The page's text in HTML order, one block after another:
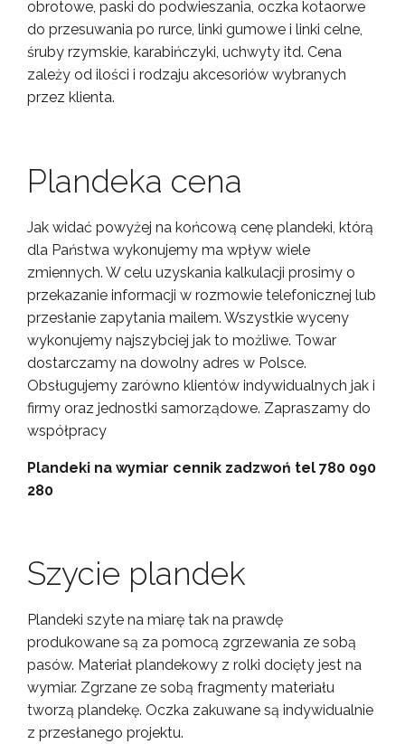
obrotowe, paski do podwieszania, oczka kotaorwe
do przesuwania po rurce, linki gumowe i linki celne,
śruby rzymskie, karabińczyki, uchwyty itd. Cena
zależy od ilości i rodzaju akcesoriów wybranych
przez klienta.
Plandeka cena
Jak widać powyżej na końcową cenę plandeki, którą
dla Państwa wykonujemy ma wpływ wiele
zmiennych. W celu uzyskania kalkulacji prosimy o
przekazanie informacji w rozmowie telefonicznej lub
przesłanie zapytania mailem. Wszystkie wyceny
wykonujemy najszybciej jak to możliwe. Towar
dostarczamy na dowolny adres w Polsce.
Obsługujemy zarówno klientów indywidualnych jak i
firmy oraz jednostki samorządowe. Zapraszamy do
współpracy
Plandeki na wymiar cennik zadzwoń tel 780 090
280
Szycie plandek
Plandeki szyte na miarę tak na prawdę
produkowane są za pomocą zgrzewania ze sobą
pasów. Materiał plandekowy z rolki docięty jest na
wymiar. Zgrzane ze sobą fragmenty materiału
tworzą plandekę. Oczka zakuwane są indywidualnie
z przesłanego projektu.